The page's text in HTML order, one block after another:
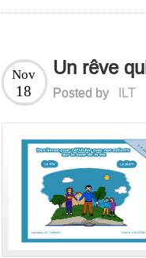
Un rêve
Nov
18 Posted by ILT